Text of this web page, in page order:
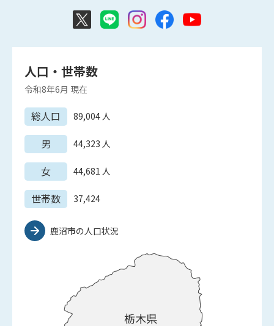
人口・世帯数
令和8年6月 現在
総人口 89,004 人
男 44,323 人
女 44,681 人
世帯数 37,424
鹿沼市の人口状況